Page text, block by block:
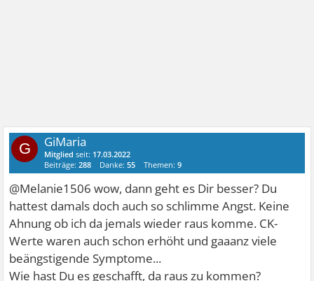
G GiMaria
Mitglied seit: 17.03.2022
Beiträge:288 Danke:55 Themen:9
@Melanie1506 wow, dann geht es Dir besser? Du
hattest damals doch auch so schlimme Angst. Keine
Ahnung ob ich da jemals wieder raus komme. CK-
Werte waren auch schon erhöht und gaaanz viele
beängstigende Symptome...
Wie hast Du es geschafft, da raus zu kommen?